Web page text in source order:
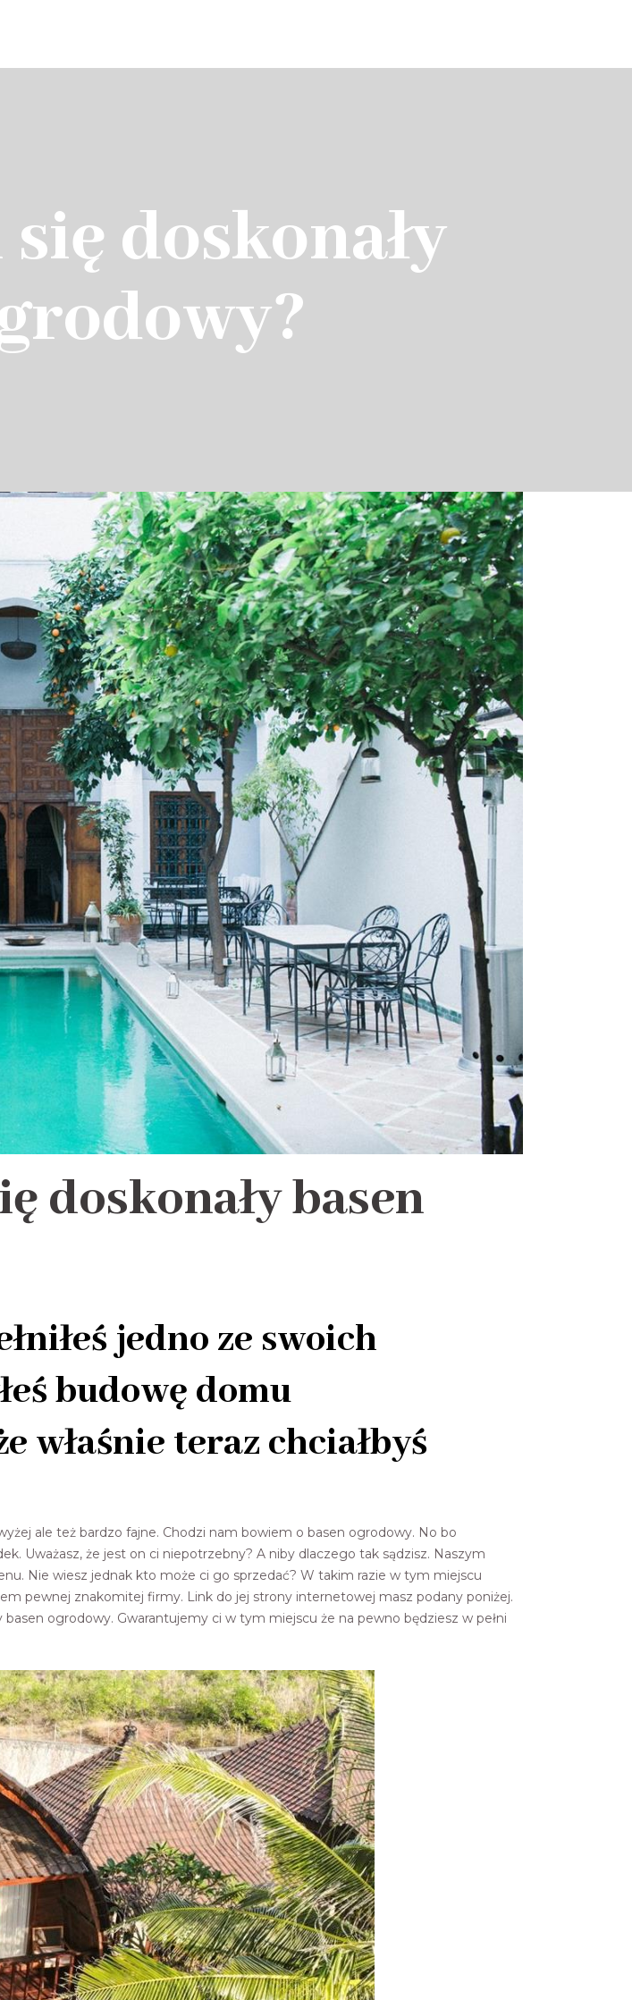
doskonały
doskonały basen
jedno ze swoich
budowę domu
właśnie teraz chciałbyś
ale też bardzo fajne. Chodzi nam bowiem o basen ogrodowy. No bo
Uważasz, że jest on ci niepotrzebny? A niby dlaczego tak sądzisz. Naszym
Nie wiesz jednak kto może ci go sprzedać? W takim razie w tym miejscu
pewnej znakomitej firmy. Link do jej strony internetowej masz podany poniżej.
ogrodowy. Gwarantujemy ci w tym miejscu że na pewno będziesz w pełni